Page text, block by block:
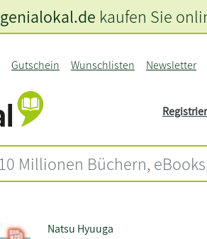
Gutschein Wunschlisten Newsletter
genialokal.de kaufen Sie
Natsu Hyuuga